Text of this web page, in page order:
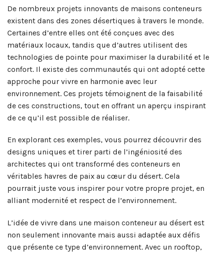
De nombreux projets innovants de maisons conteneurs
existent dans des zones désertiques à travers le monde.
Certaines d’entre elles ont été conçues avec des
matériaux locaux, tandis que d’autres utilisent des
technologies de pointe pour maximiser la durabilité et le
confort. Il existe des communautés qui ont adopté cette
approche pour vivre en harmonie avec leur
environnement. Ces projets témoignent de la faisabilité
de ces constructions, tout en offrant un aperçu inspirant
de ce qu’il est possible de réaliser.
En explorant ces exemples, vous pourrez découvrir des
designs uniques et tirer parti de l’ingéniosité des
architectes qui ont transformé des conteneurs en
véritables havres de paix au cœur du désert. Cela
pourrait juste vous inspirer pour votre propre projet, en
alliant modernité et respect de l’environnement.
L’idée de vivre dans une maison conteneur au désert est
non seulement innovante mais aussi adaptée aux défis
que présente ce type d’environnement. Avec un rooftop,